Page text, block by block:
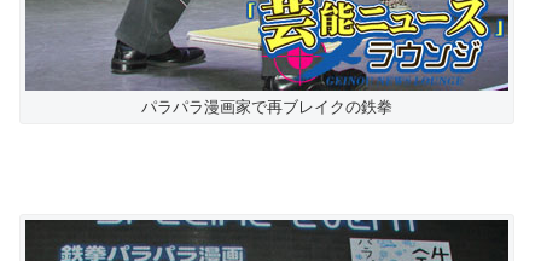
パラパラ漫画家で再ブレイクの鉄拳